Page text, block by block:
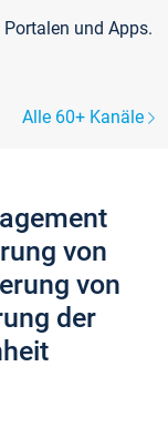
und Apps.
Alle 60+ Kanäle
von
von
der